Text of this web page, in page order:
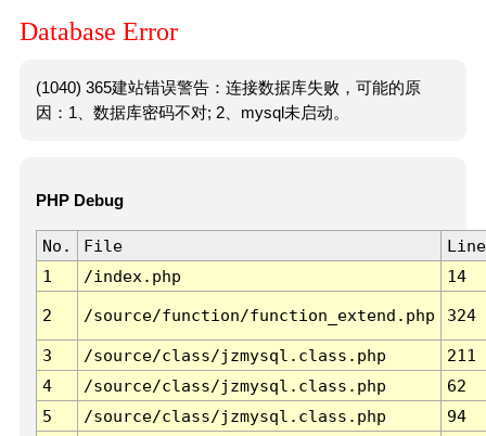
Database Error
(1040) 365建站错误警告：连接数据库失败，可能的原
因：1、数据库密码不对; 2、mysql未启动。
PHP Debug
No. File
Line
1
/index.php 14
2 /source/function/function_extend.php 324
3 /source/class/jzmysql.class.php
211
4
/source/class/jzmysql.class.php
62
5
/source/class/jzmysql.class.php
94